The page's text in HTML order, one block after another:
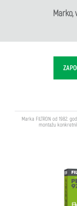
Marko,
Marka FILTRON od 1982.
montažu